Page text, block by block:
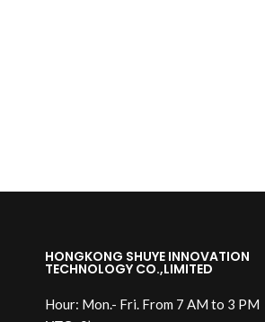
HONGKONG SHUYE INNOVATION
TECHNOLOGY CO.,LIMITED
Hour: Mon.- Fri. From 7 AM to 3 PM